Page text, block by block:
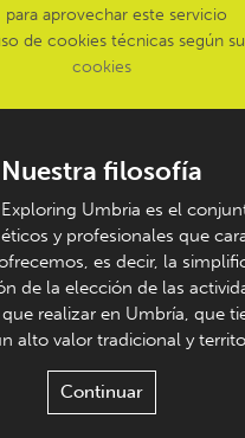
para aprovechar este servicio
de cookies técnicas según su
cookies
Nuestra filosofía
Umbria es el
y profesionales que
es decir, la
de la elección de las
realizar en Umbría, que
alto valor tradicional y
Continuar